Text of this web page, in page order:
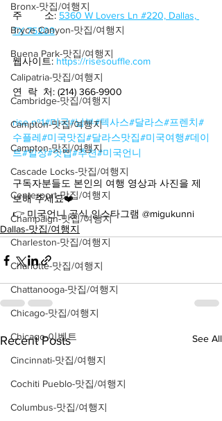
Bronx-맛집/여행지
Bryce Canyon-맛집/여행지
Buena Park-맛집/여행지
Calipatria-맛집/여행지
Cambridge-맛집/여행지
Campton-맛집/여행지
Campton-맛집/여행지
Cascade Locks-맛집/여행지
Centerport-맛집/여행지
Champaign-맛집/여행지
Charleston-맛집/여행지
Charlotte-맛집/여행지
Chattanooga-맛집/여행지
Chicago-맛집/여행지
Chicago-이벤트
Cincinnati-맛집/여행지
Cochiti Pueblo-맛집/여행지
Columbus-맛집/여행지
주        소: 5360 W Lovers Ln #220, Dallas,
TX 75209
웹사이트: https://risesouffle.com
연  락  처: (214) 366-9900
rise nº1#미국#남부#텍사스#달라스#프렌치#
수플레#미국맛집#달라스맛집#미국여행#데이
트#일상#맛집#추천#미국언니
구독자분들도 본인의 여행 영상과 사진을 제
보해 주세요❤️
👉 미국언니 공식 인스타그램 @migukunni
Dallas-맛집/여행지
Recent Posts See All